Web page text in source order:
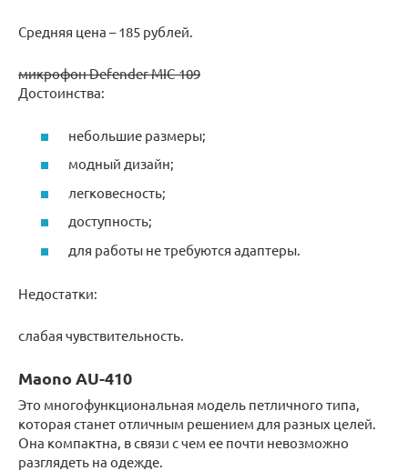
Средняя цена – 185 рублей.
микрофон Defender MIC-109
Достоинства:
небольшие размеры;
модный дизайн;
легковесность;
доступность;
для работы не требуются адаптеры.
Недостатки:
слабая чувствительность.
Maono AU-410
Это многофункциональная модель петличного типа,
которая станет отличным решением для разных целей.
Она компактна, в связи с чем ее почти невозможно
разглядеть на одежде.